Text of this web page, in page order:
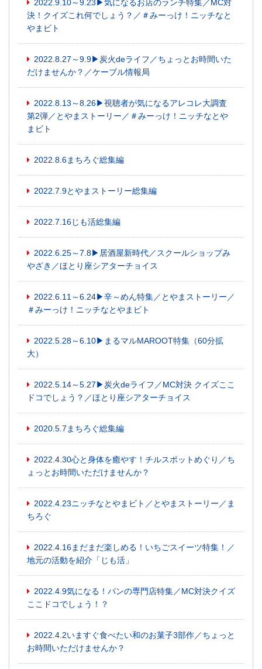
2022.9.10～9.23▶気になるお店のランチ特集／MC対
決！クイズこれ何でしょう？／＃みーっけ！ニッチなと
やまビト
2022.8.27～9.9▶炭火deライフ／ちょっとお時間いた
だけませんか？／ケーブル情報局
2022.8.13～8.26▶視聴者が気になるアレコレ大調査
第2弾／とやまストーリー／＃みーっけ！ニッチなとや
まビト
2022.8.6まちろぐ総集編
2022.7.9とやまストーリー総集編
2022.7.16じも活総集編
2022.6.25～7.8▶居酒屋新時代／スクールショップみ
やざき／ほとり座シアターチョイス
2022.6.11～6.24▶辛～めん特集／とやまストーリー／
＃みーっけ！ニッチなとやまビト
2022.5.28～6.10▶まるマルMAROOT特集（60分拡
大）
2022.5.14～5.27▶炭火deライフ／MC対決 クイズここ
ドコでしょう？／ほとり座シアターチョイス
2020.5.7まちろぐ総集編
2022.4.30心と身体を癒やす！チルスポットめぐり／ち
ょっとお時間いただけませんか？
2022.4.23ニッチなとやまビト／とやまストーリー／ま
ちろぐ
2022.4.16まだまだ楽しめる！いちごスイーツ特集！／
地元の活動を紹介「じも活」
2022.4.9気になる！パンの専門店特集／MC対決クイズ
ここドコでしょう！？
2022.4.2いますぐ食べたい和のお菓子3部作／ちょっと
お時間いただけませんか？